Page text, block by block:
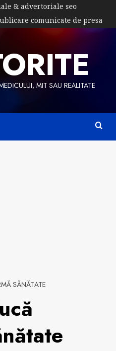
& advertoriale seo
comunicate de presa
MIT SAU REALITATE
SĂNĂTATE